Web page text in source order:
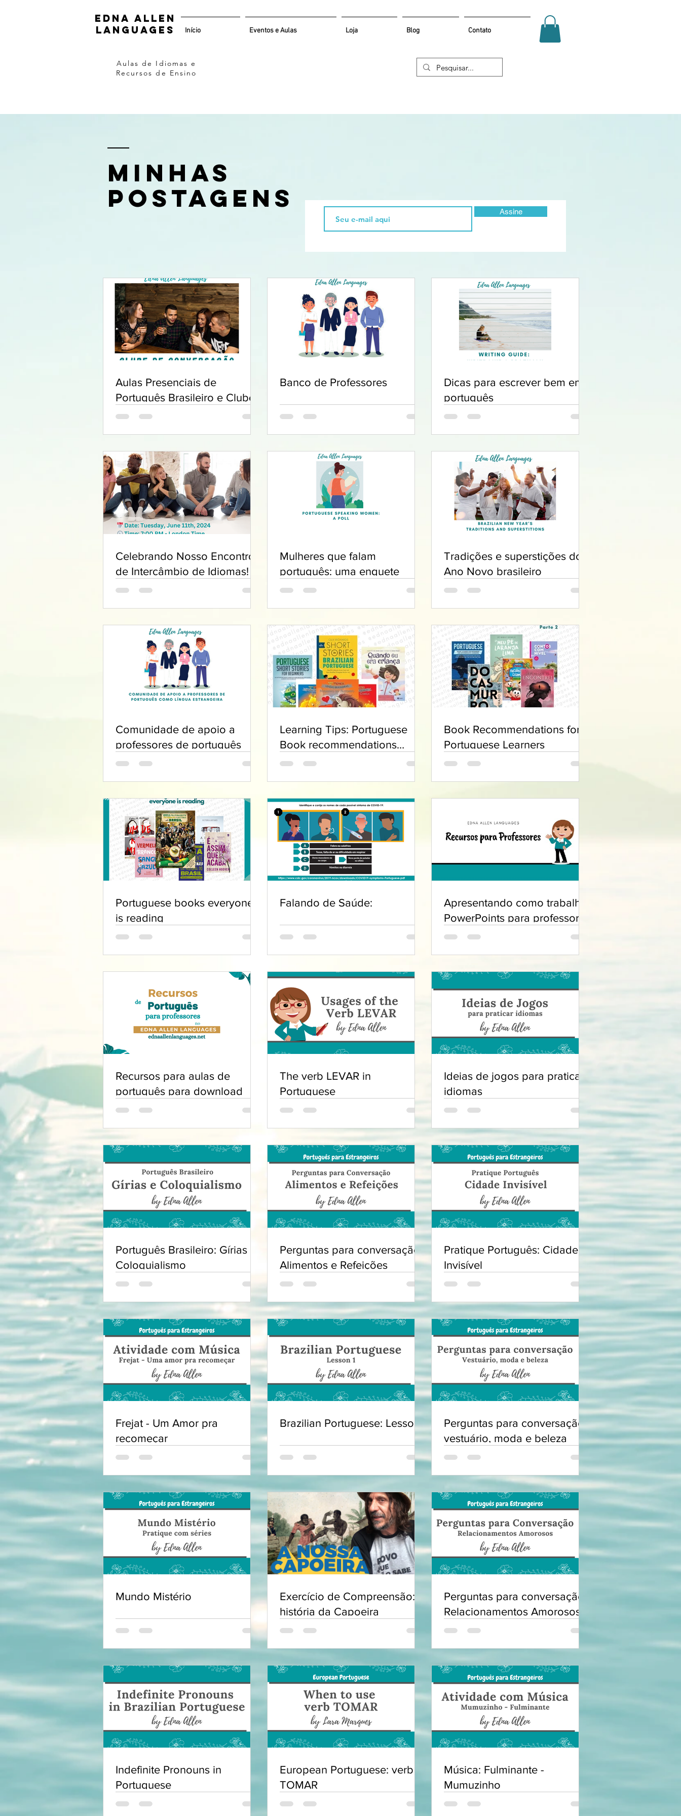
Edna Allen
Languages
Início Eventos e Aulas Loja Blog Contato
Aulas de Idiomas e
Recursos de Ensino
Minhas
postagens
Assine
Aulas Presenciais de
Português Brasileiro e Clube
de Conversação
Banco de Professores
Dicas para escrever bem em
português
Celebrando Nosso Encontro
de Intercâmbio de Idiomas!
Mulheres que falam
português: uma enquete
Tradições e superstições do
Ano Novo brasileiro
Comunidade de apoio a
professores de português
Learning Tips: Portuguese
Book recommendations
Beginners
Book Recommendations for
Portuguese Learners
Portuguese books everyone
is reading
Falando de Saúde:
Apresentando como trabalhar
PowerPoints para professores
Recursos para aulas de
português para download
The verb LEVAR in
Portuguese
Ideias de jogos para praticar
idiomas
Português Brasileiro: Gírias e
Coloquialismo
Perguntas para conversação:
Alimentos e Refeições
Pratique Português: Cidade
Invisível
Frejat - Um Amor pra
recomeçar
Brazilian Portuguese: Lesson 1
Perguntas para conversação:
vestuário, moda e beleza
Mundo Mistério
Exercício de Compreensão: A
história da Capoeira
Perguntas para conversação:
Relacionamentos Amorosos
Indefinite Pronouns in
Portuguese
European Portuguese: verb
TOMAR
Música: Fulminante -
Mumuzinho